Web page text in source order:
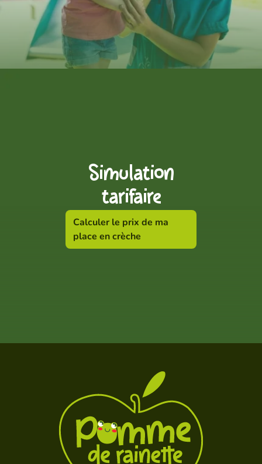
Simulation
tarifaire
Calculer le prix de ma
place en crèche